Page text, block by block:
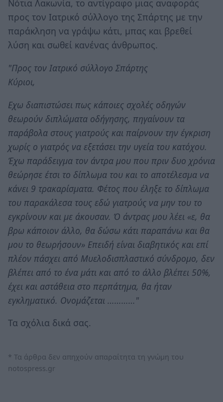
Νότια Λακωνία, το αντίγραφο μιας αναφοράς
προς τον Ιατρικό σύλλογο της Σπάρτης με την
παράκληση να γράψω κάτι, μπας και βρεθεί
λύση και σωθεί κανένας άνθρωπος.
"Προς τον Ιατρικό σύλλογο Σπάρτης
Κύριοι,
Εχω διαπιστώσει πως κάποιες σχολές οδηγών
θεωρούν διπλώματα οδήγησης, πηγαίνουν τα
παράβολα στους γιατρούς και παίρνουν την έγκριση
χωρίς ο γιατρός να εξετάσει την υγεία του κατόχου.
Έχω παράδειγμα τον άντρα μου που πριν δυο χρόνια
θεώρησε έτσι το δίπλωμα του και το αποτέλεσμα να
κάνει 9 τρακαρίσματα. Φέτος που έληξε το δίπλωμα
του παρακάλεσα τους εδώ γιατρούς να μην του το
εγκρίνουν και με άκουσαν. Ό άντρας μου λέει «ε, θα
βρω κάποιον άλλο, θα δώσω κάτι παραπάνω και θα
μου το θεωρήσουν» Επειδή είναι διαβητικός και επί
πλέον πάσχει από Μυελοδισπλαστικό σύνδρομο, δεν
βλέπει από το ένα μάτι και από το άλλο βλέπει 50%,
έχει και αστάθεια στο περπάτημα, θα ήταν
εγκληματικό. Ονομάζεται …………"
Τα σχόλια δικά σας.
* Τα άρθρα δεν απηχούν απαραίτητα τη γνώμη του
notospress.gr